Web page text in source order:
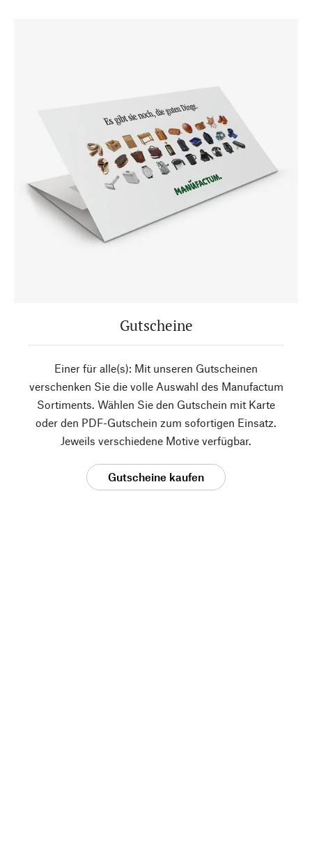
Gutscheine
Einer für alle(s): Mit unseren Gutscheinen
verschenken Sie die volle Auswahl des Manufactum
Sortiments. Wählen Sie den Gutschein mit Karte
oder den PDF-Gutschein zum sofortigen Einsatz.
Jeweils verschiedene Motive verfügbar.
Gutscheine kaufen